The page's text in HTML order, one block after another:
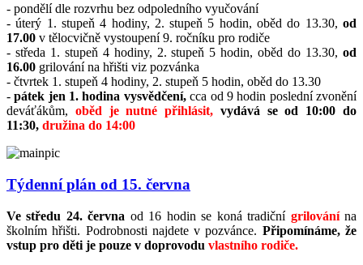
- pondělí dle rozvrhu bez odpoledního vyučování
- úterý 1. stupeň 4 hodiny, 2. stupeň 5 hodin, oběd do 13.30, od
17.00 v tělocvičně vystoupení 9. ročníku pro rodiče
- středa 1. stupeň 4 hodiny, 2. stupeň 5 hodin, oběd do 13.30, od
16.00 grilování na hřišti viz pozvánka
- čtvrtek 1. stupeň 4 hodiny, 2. stupeň 5 hodin, oběd do 13.30
-pátek jen 1. hodina vysvědčení,cca od 9 hodin poslední zvonění
deváťákům, oběd je nutné přihlásit, vydává se od 10:00 do
11:30, družina do 14:00
Týdenní plán od 15. června
Ve středu 24. června od 16 hodin se koná tradiční grilovánína
školním hřišti. Podrobnosti najdete v pozvánce. Připomínáme, že
vstup pro děti je pouze v doprovodu vlastního rodiče.